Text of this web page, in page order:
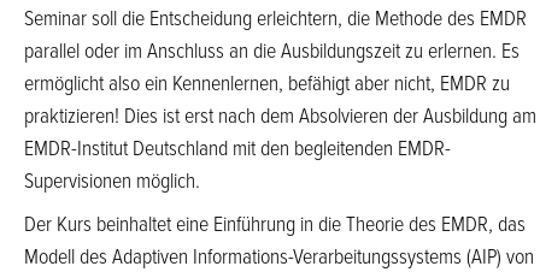
Seminar soll die Entscheidung erleichtern, die Methode des EMDR
parallel oder im Anschluss an die Ausbildungszeit zu erlernen. Es
ermöglicht also ein Kennenlernen, befähigt aber nicht, EMDR zu
praktizieren! Dies ist erst nach dem Absolvieren der Ausbildung am
EMDR-Institut Deutschland mit den begleitenden EMDR-
Supervisionen möglich.
Der Kurs beinhaltet eine Einführung in die Theorie des EMDR, das
Modell des Adaptiven Informations-Verarbeitungssystems (AIP) von